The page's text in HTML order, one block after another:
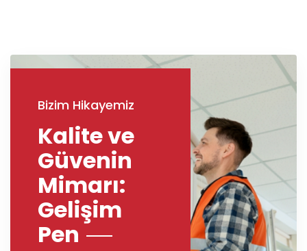
Bizim Hikayemiz
Kalite ve
Güvenin
Mimarı:
Gelişim
Pen